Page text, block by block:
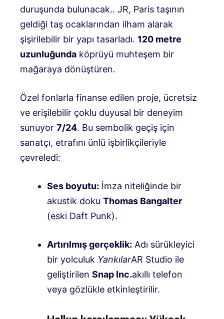
duruşunda bulunacak.. JR, Paris taşının
geldiği taş ocaklarından ilham alarak
şişirilebilir bir yapı tasarladı. 120 metre
uzunluğunda köprüyü muhteşem bir
mağaraya dönüştüren.
Özel fonlarla finanse edilen proje, ücretsiz
ve erişilebilir çoklu duyusal bir deneyim
sunuyor 7/24. Bu sembolik geçiş için
sanatçı, etrafını ünlü işbirlikçileriyle
çevreledi:
Ses boyutu: İmza niteliğinde bir
akustik doku Thomas Bangalter
(eski Daft Punk).
Artırılmış gerçeklik: Adı sürükleyici
bir yolculuk YankılarAR Studio ile
geliştirilen Snap Inc.akıllı telefon
veya gözlükle etkinleştirilir.